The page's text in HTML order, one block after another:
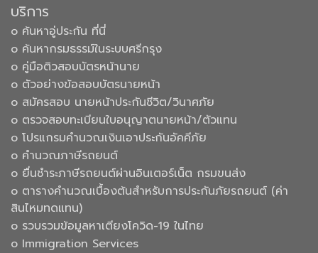
บริการ
๐ ค้นหาอู่ประกัน ที่นี่
๐ ค้นหากรมธรรม์ในระบบศรีกรุง
๐ คู่มือติวสอบบัตรหน้านาย
๐ ตัวอย่างข้อสอบบัตรนายหน้า
๐ สมัครสอบ นายหน้าประกันชีวิต/วินาศภัย
๐ ตรวจสอบทะเบียนใบอนุญาตนายหน้า/ตัวแทน
๐ โปรแกรมคำนวณเงินเอาประกันอัคคีภัย
๐ คำนวณภาษีรถยนต์
๐ ยื่นชำระภาษีรถยนต์ผ่านอินเตอร์เน็ต กรมขนส่ง
๐ ตารางคำนวณเบื้องต้นสำหรับการประกันภัยรถยนต์ (ค่า
สินไหมทดแทน)
๐ รวบรวมข้อมูลหาเตียงโควิด-19 ในไทย
๐ Immigration Services